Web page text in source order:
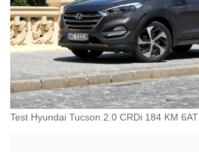
Test Hyundai Tucson 2.0 CRDi 184 KM 6AT